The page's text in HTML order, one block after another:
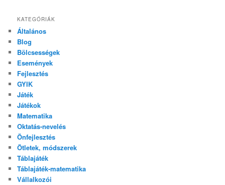
KATEGÓRIÁK
Általános
Blog
Bölcsességek
Események
Fejlesztés
GYIK
Játék
Játékok
Matematika
Oktatás-nevelés
Önfejlesztés
Ötletek, módszerek
Táblajáték
Táblajáték-matematika
Vállalkozói